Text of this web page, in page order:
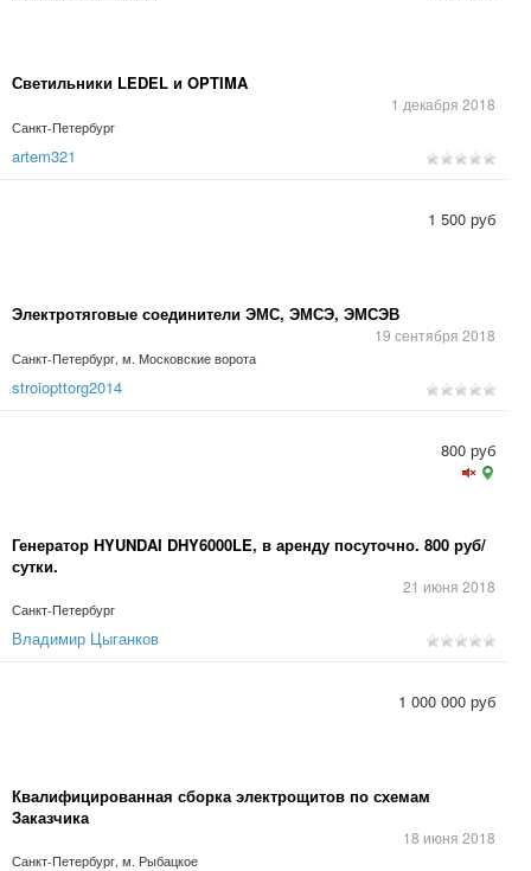
Светильники LEDEL и OPTIMA
1 декабря 2018
Санкт-Петербург
artem321
Электротяговые соединители ЭМС, ЭМСЭ, ЭМСЭВ
19 сентября 2018
Санкт-Петербург, м. Московские ворота
1 500 руб
stroiopttorg2014
Генератор HYUNDAI DHY6000LE, в аренду посуточно. 800 руб/
сутки.
21 июня 2018
Санкт-Петербург
800 руб
Владимир Цыганков
Квалифицированная сборка электрощитов по схемам
Заказчика
18 июня 2018
Санкт-Петербург, м. Рыбацкое
1 000 000 руб